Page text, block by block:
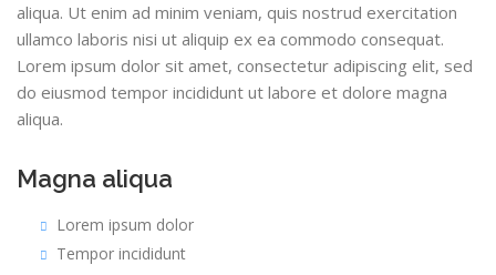
aliqua. Ut enim ad minim veniam, quis nostrud exercitation
ullamco laboris nisi ut aliquip ex ea commodo consequat.
Lorem ipsum dolor sit amet, consectetur adipiscing elit, sed
do eiusmod tempor incididunt ut labore et dolore magna
aliqua.
Magna aliqua
Lorem ipsum dolor
Tempor incididunt